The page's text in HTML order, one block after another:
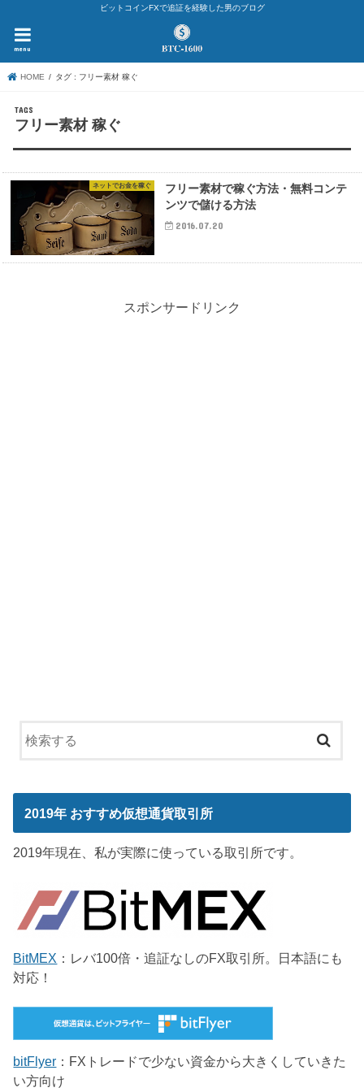
ビットコインFXで追証を経験した男のブログ
menu
HOME タグ : フリー素材 稼ぐ
フリー素材 稼ぐ
ネットでお金を稼ぐ
フリー素材で稼ぐ方法・無料コンテ
ンツで儲ける方法
2016.07.20
スポンサードリンク
2019年 おすすめ仮想通貨取引所
2019年現在、私が実際に使っている取引所です。
BitMEX ：レバ100倍・追証なしのFX取引所。日本語にも
対応！
bitFlyer ：FXトレードで少ない資金から大きくしていきた
い方向け